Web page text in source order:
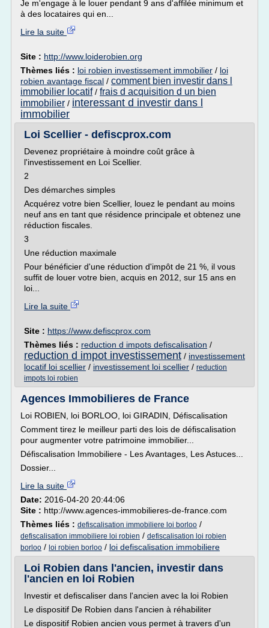
Je m'engage à le louer pendant 9 ans d'affilée minimum et
à des locataires qui en...
Lire la suite
Site : http://www.loiderobien.org
Thèmes liés : loi robien investissement immobilier / loi
robien avantage fiscal / comment bien investir dans l
immobilier locatif/ frais d acquisition d un bien
immobilier / interessant d investir dans l
immobilier
Loi Scellier - defiscprox.com
Devenez propriétaire à moindre coût grâce à
l'investissement en Loi Scellier.
2
Des démarches simples
Acquérez votre bien Scellier, louez le pendant au moins
neuf ans en tant que résidence principale et obtenez une
réduction fiscales.
3
Une réduction maximale
Pour bénéficier d'une réduction d'impôt de 21 %, il vous
suffit de louer votre bien, acquis en 2012, sur 15 ans en
loi...
Lire la suite
Site : https://www.defiscprox.com
Thèmes liés : reduction d impots defiscalisation /
reduction d impot investissement / investissement
locatif loi scellier / investissement loi scellier / reduction
impots loi robien
Agences Immobilieres de France
Loi ROBIEN, loi BORLOO, loi GIRADIN, Défiscalisation
Comment tirez le meilleur parti des lois de défiscalisation
pour augmenter votre patrimoine immobilier...
Défiscalisation Immobiliere - Les Avantages, Les Astuces...
Dossier...
Lire la suite
Date: 2016-04-20 20:44:06
Site : http://www.agences-immobilieres-de-france.com
Thèmes liés : defiscalisation immobiliere loi borloo /
defiscalisation immobiliere loi robien / defiscalisation loi robien
borloo / loi robien borloo / loi defiscalisation immobiliere
Loi Robien dans l'ancien, investir dans
l'ancien en loi Robien
Investir et defiscaliser dans l'ancien avec la loi Robien
Le dispositif De Robien dans l'ancien à réhabiliter
Le dispositif Robien ancien vous permet à travers d'un